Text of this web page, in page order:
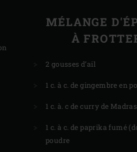
MÉLANGE
À
2 gousses d’ail
1 c. à c. de gingembre en
1 c. à. c de curry de Madras
1 c. à c. de paprika fumé
poudre